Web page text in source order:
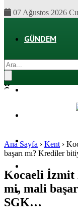
07 Ağustos 2026
GÜNDEM
SPOR
MAGAZIN
SAĞLIK
Ana Sayfa › Kent ›
başarı mı? Krediler
Kocaeli İzmit
mi, mali
SGK…